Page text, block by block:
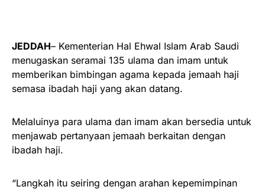
JEDDAH– Kementerian Hal Ehwal Islam Arab Saudi
menugaskan seramai 135 ulama dan imam untuk
memberikan bimbingan agama kepada jemaah haji
semasa ibadah haji yang akan datang.
Melaluinya para ulama dan imam akan bersedia untuk
menjawab pertanyaan jemaah berkaitan dengan
ibadah haji.
“Langkah itu seiring dengan arahan kepemimpinan